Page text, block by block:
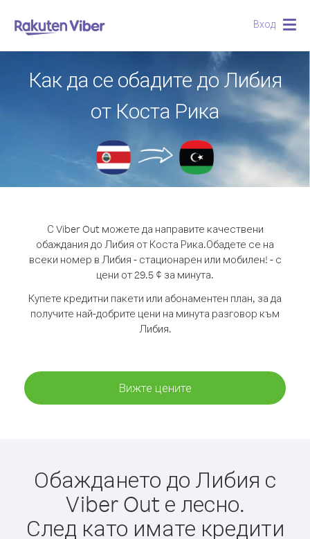
Вход
Как да се обадите до Либия
от Коста Рика
С Viber Out можете да направите качествени
обаждания до Либия от Коста Рика.Обадете се на
всеки номер в Либия - стационарен или мобилен! - с
цени от 29.5 ¢ за минута.
Купете кредитни пакети или абонаментен план, за да
получите най-добрите цени на минута разговор към
Либия.
Вижте цените
Обаждането до Либия с
Viber Out е лесно.
След като имате кредити